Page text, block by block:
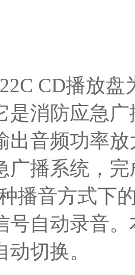
CD播放盘
是消防应急
出音频功率
广播系统，
播音方式下
号自动录音
切换。